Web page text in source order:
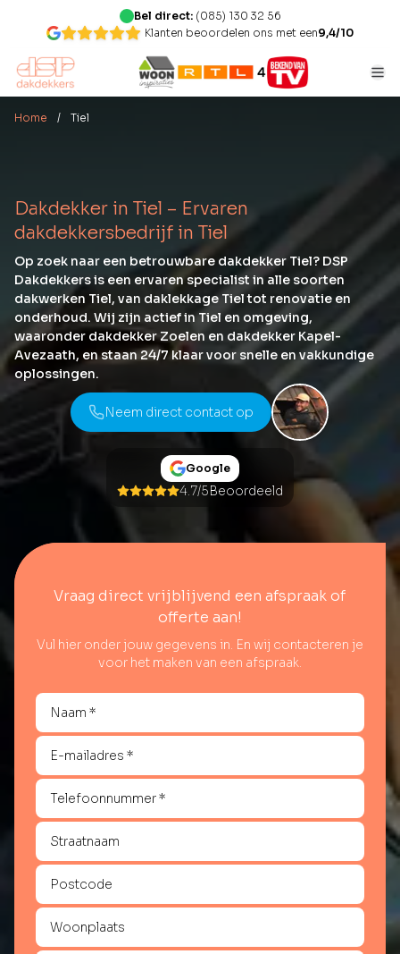
Bel direct: (085) 130 32 56
Klanten beoordelen ons met een9,4/10
Home / Tiel
Dakdekker in Tiel – Ervaren
dakdekkersbedrijf in Tiel
Op zoek naar een betrouwbare dakdekker Tiel? DSP
Dakdekkers is een ervaren specialist in alle soorten
dakwerken Tiel, van daklekkage Tiel tot renovatie en
onderhoud. Wij zijn actief in Tiel en omgeving,
waaronder dakdekker Zoelen en dakdekker Kapel-
Avezaath, en staan 24/7 klaar voor snelle en vakkundige
oplossingen.
Neem direct contact op
Google
4.7/5Beoordeeld
Vraag direct vrijblijvend een afspraak of
offerte aan!
Vul hier onder jouw gegevens in. En wij contacteren je
voor het maken van een afspraak.